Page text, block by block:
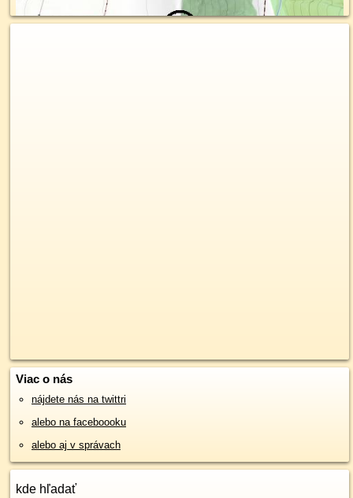
Viac o nás
nájdete nás na twittri
alebo na faceboooku
alebo aj v správach
kde hľadať